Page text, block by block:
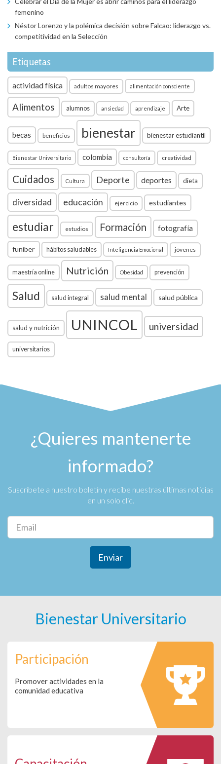
femenino
Néstor Lorenzo y la polémica decisión sobre Falcao: liderazgo vs.
competitividad en la Selección
Etiquetas
actividad física adultos mayores alimentación consciente
Alimentos alumnos ansiedad aprendizaje Arte
becas beneficios bienestar bienestar estudiantil
Bienestar Universitario colombia consultoría creatividad
Cuidados Cultura Deporte deportes dieta
diversidad educación ejercicio estudiantes
estudiar estudios Formación fotografía
funiber hábitos saludables Inteligencia Emocional jóvenes
maestría online Nutrición Obesidad prevención
Salud salud integral salud mental salud pública
salud y nutrición UNINCOL universidad
universitarios
¿Quieres mantenerte
informado?
Suscríbete a nuestro boletín y recibe nuestras últimas noticias
en un solo clic.
Enviar
Bienestar Universitario
Participación
Promover actividades en la
comunidad educativa